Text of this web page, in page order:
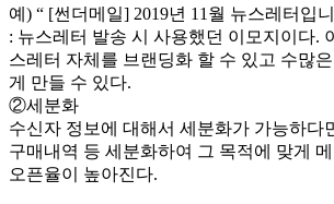
예) “ [썬더메일] 2019년 11월 뉴스레터입
: 뉴스레터 발송 시 사용했던 이모지이다.
스레터 자체를 브랜딩화 할 수 있고 수많
게 만들 수 있다.
②세분화
수신자 정보에 대해서 세분화가 가능하다
구매내역 등 세분화하여 그 목적에 맞게
오픈율이 높아진다.